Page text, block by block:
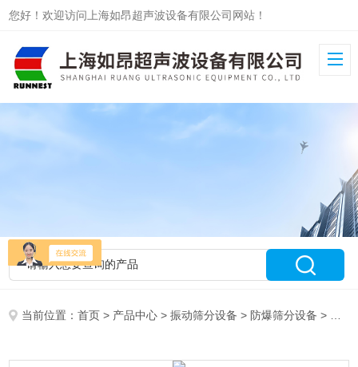
您好！欢迎访问上海如昂超声波设备有限公司网站！
当前位置：首页 > 产品中心 >振动筛分设备 > 防爆筛分设备 > RA-800防爆筛分设备